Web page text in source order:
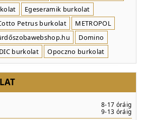
Egeseramik burkolat
Petrus burkolat
METROPOL
Domino
DIC burkolat Opoczno burkolat
8-17 óráig
9-13 óráig